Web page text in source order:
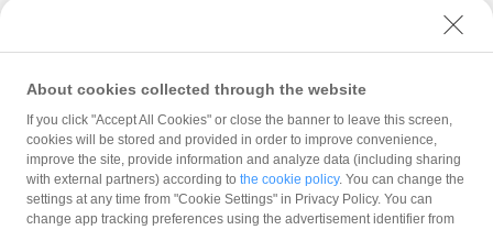
ウェブサイト利用規約
反社会的勢力に対する方針
勧誘方針
マネロン等基本方針
カスタマーハラスメントに関する当社の考え方
About cookies collected through the website
If you click "Accept All Cookies" or close the banner to leave this screen,
cookies will be stored and provided in order to improve convenience,
improve the site, provide information and analyze data (including sharing
with external partners) according to the cookie policy. You can change the
settings at any time from "Cookie Settings" in Privacy Policy. You can
change app tracking preferences using the advertisement identifier from